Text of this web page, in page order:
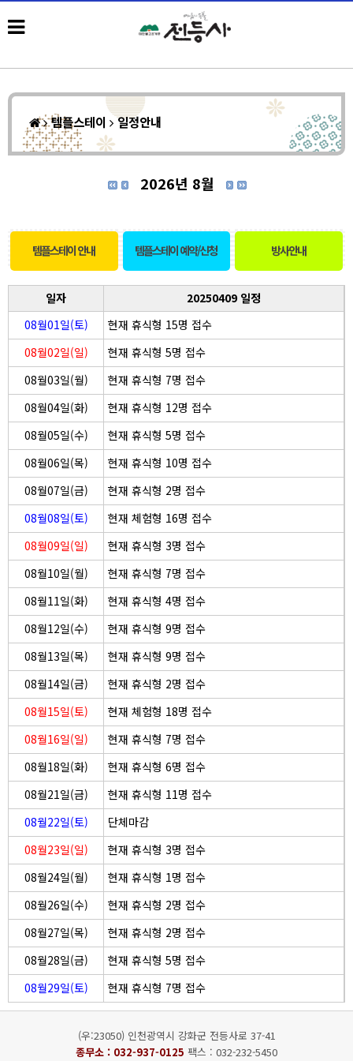
템플스테이 일정안내
2026년 8월
템플스테이 안내 템플스테이 예약/신청 방사안내
일자
20250409 일정
08월01일(토)
현재 휴식형 15명 접수
08월02일(일)
현재 휴식형 5명 접수
08월03일(월)
현재 휴식형 7명 접수
08월04일(화)
현재 휴식형 12명 접수
08월05일(수)
현재 휴식형 5명 접수
08월06일(목)
현재 휴식형 10명 접수
08월07일(금)
현재 휴식형 2명 접수
08월08일(토)
현재 체험형 16명 접수
08월09일(일)
현재 휴식형 3명 접수
08월10일(월)
현재 휴식형 7명 접수
08월11일(화)
현재 휴식형 4명 접수
08월12일(수)
현재 휴식형 9명 접수
08월13일(목)
현재 휴식형 9명 접수
08월14일(금)
현재 휴식형 2명 접수
08월15일(토)
현재 체험형 18명 접수
08월16일(일)
현재 휴식형 7명 접수
08월18일(화)
현재 휴식형 6명 접수
08월21일(금)
현재 휴식형 11명 접수
08월22일(토)
단체마감
08월23일(일)
현재 휴식형 3명 접수
08월24일(월)
현재 휴식형 1명 접수
08월26일(수)
현재 휴식형 2명 접수
08월27일(목)
현재 휴식형 2명 접수
08월28일(금)
현재 휴식형 5명 접수
08월29일(토)
현재 휴식형 7명 접수
(우:23050) 인천광역시 강화군 전등사로 37-41
종무소 : 032-937-0125 팩스 : 032-232-5450